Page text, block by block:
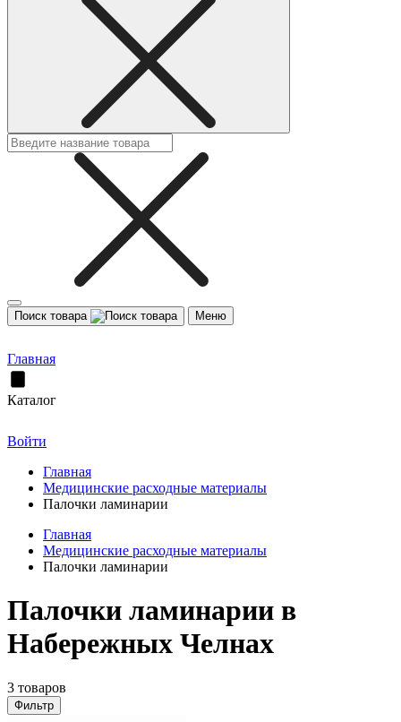
Поиск товара Меню
Главная
Каталог
Войти
Главная
Медицинские расходные материалы
Палочки ламинарии
Главная
Медицинские расходные материалы
Палочки ламинарии
Палочки ламинарии в
Набережных Челнах
3 товаров
Фильтр